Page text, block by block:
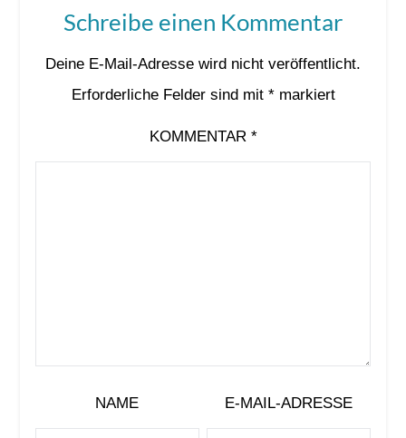
Schreibe einen Kommentar
Deine E-Mail-Adresse wird nicht veröffentlicht.
Erforderliche Felder sind mit *markiert
KOMMENTAR *
NAME E-MAIL-ADRESSE